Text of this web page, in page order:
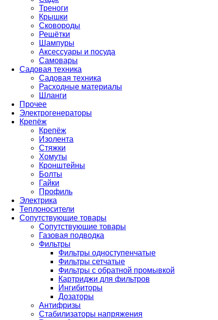
Треноги
Крышки
Сковороды
Решётки
Шампуры
Аксессуары и посуда
Самовары
Садовая техника
Садовая техника
Расходные материалы
Шланги
Прочее
Электрогенераторы
Крепёж
Крепёж
Изолента
Стяжки
Хомуты
Кронштейны
Болты
Гайки
Профиль
Электрика
Теплоносители
Сопутствующие товары
Сопутствующие товары
Газовая подводка
Фильтры
Фильтры одноступенчатые
Фильтры сетчатые
Фильтры с обратной промывкой
Картриджи для фильтров
Ингибиторы
Дозаторы
Антифризы
Стабилизаторы напряжения